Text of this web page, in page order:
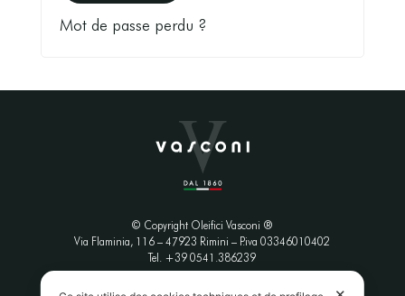
Mot de passe perdu ?
© Copyright Oleifici Vasconi ®
Via Flaminia, 116 – 47923 Rimini– P.iva 03346010402
Tel. +39 0541.386239